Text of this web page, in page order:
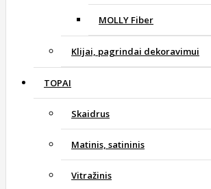
MOLLY Fiber
Klijai, pagrindai dekoravimui
TOPAI
Skaidrus
Matinis, satininis
Vitražinis